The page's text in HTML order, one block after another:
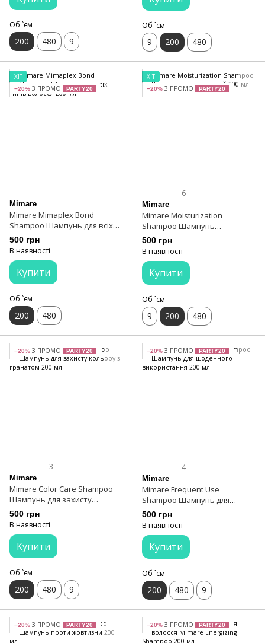
Об `єм
200 480 9
Об `єм
9 200 480
ХІТ
−20% З ПРОМО PARTY20
Mimare
Mimare Mimaplex Bond
Shampoo Шампунь для всіх
типів волосся 200 мл
500 грн
В наявності
Купити
Об `єм
200 480
ХІТ
−20% З ПРОМО PARTY20
6
Mimare
Mimare Moisturization
Shampoo Шампунь
зволожуючий 200 мл
500 грн
В наявності
Купити
Об `єм
9 200 480
−20% З ПРОМО PARTY20
3
Mimare
Mimare Color Care Shampoo
Шампунь для захисту
кольору з гранатом 200 мл
500 грн
В наявності
Купити
Об `єм
200 480 9
−20% З ПРОМО PARTY20
4
Mimare
Mimare Frequent Use
Shampoo Шампунь для
щоденного використання 200
мл
500 грн
В наявності
Купити
Об `єм
200 480 9
−20% З ПРОМО PARTY20 −20% З ПРОМО PARTY20